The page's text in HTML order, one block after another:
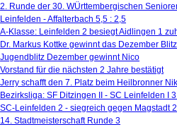
2. Runde der 30. WÜrttembergischen
Leinfelden - Affalterbach 5,5 : 2,5
A-Klasse: Leinfelden 2 besiegt Aidlingen 1
Dr. Markus Kottke gewinnt das Dezember
Jugendblitz Dezember gewinnt Nico
Vorstand für die nächsten 2 Jahre bestätigt
Jerry schafft den 7. Platz beim Heilbronner
Bezirksliga: SF Ditzingen II - SC Leinfelden I
SC-Leinfelden 2 - siegreich gegen Magstadt 2
14. Stadtmeisterschaft Runde 3